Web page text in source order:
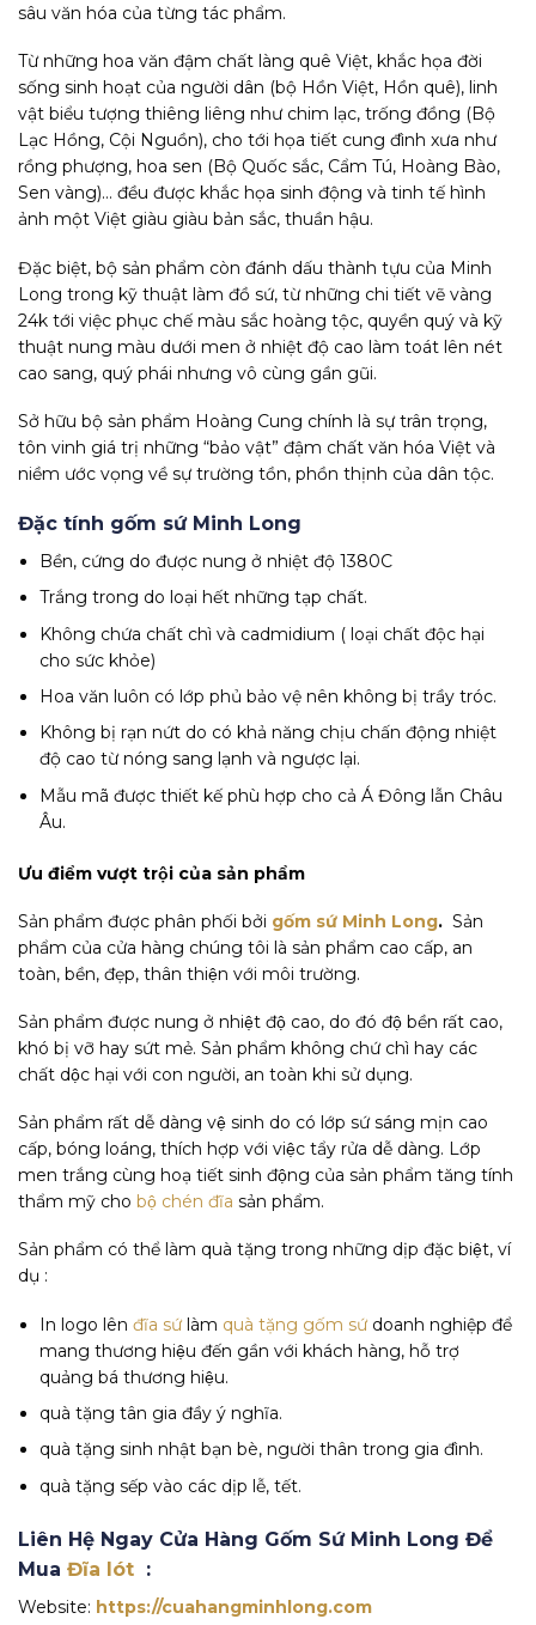
sâu văn hóa của từng tác phẩm.
Từ những hoa văn đậm chất làng quê Việt, khắc họa đời
sống sinh hoạt của người dân (bộ Hồn Việt, Hồn quê), linh
vật biểu tượng thiêng liêng như chim lạc, trống đồng (Bộ
Lạc Hồng, Cội Nguồn), cho tới họa tiết cung đình xưa như
rồng phượng, hoa sen (Bộ Quốc sắc, Cẩm Tú, Hoàng Bào,
Sen vàng)… đều được khắc họa sinh động và tinh tế hình
ảnh một Việt giàu giàu bản sắc, thuần hậu.
Đặc biệt, bộ sản phẩm còn đánh dấu thành tựu của Minh
Long trong kỹ thuật làm đồ sứ, từ những chi tiết vẽ vàng
24k tới việc phục chế màu sắc hoàng tộc, quyền quý và kỹ
thuật nung màu dưới men ở nhiệt độ cao làm toát lên nét
cao sang, quý phái nhưng vô cùng gần gũi.
Sở hữu bộ sản phẩm Hoàng Cung chính là sự trân trọng,
tôn vinh giá trị những “bảo vật” đậm chất văn hóa Việt và
niềm ước vọng về sự trường tồn, phồn thịnh của dân tộc.
Đặc tính gốm sứ Minh Long
Bền, cứng do được nung ở nhiệt độ 1380C
Trắng trong do loại hết những tạp chất.
Không chứa chất chì và cadmidium ( loại chất độc hại
cho sức khỏe)
Hoa văn luôn có lớp phủ bảo vệ nên không bị trầy tróc.
Không bị rạn nứt do có khả năng chịu chấn động nhiệt
độ cao từ nóng sang lạnh và ngược lại.
Mẫu mã được thiết kế phù hợp cho cả Á Đông lẫn Châu
Âu.
Ưu điểm vượt trội của sản phẩm
Sản phẩm được phân phối bởi gốm sứ Minh Long. Sản
phẩm của cửa hàng chúng tôi là sản phẩm cao cấp, an
toàn, bền, đẹp, thân thiện với môi trường.
Sản phẩm được nung ở nhiệt độ cao, do đó độ bền rất cao,
khó bị vỡ hay sứt mẻ. Sản phẩm không chứ chì hay các
chất dộc hại với con người, an toàn khi sử dụng.
Sản phẩm rất dễ dàng vệ sinh do có lớp sứ sáng mịn cao
cấp, bóng loáng, thích hợp với việc tẩy rửa dễ dàng. Lớp
men trắng cùng hoạ tiết sinh động của sản phẩm tăng tính
thẩm mỹ cho bộ chén đĩa sản phẩm.
Sản phẩm có thể làm quà tặng trong những dịp đặc biệt, ví
dụ :
In logo lênđĩa sứlàm quà tặng gốm sứdoanh nghiệp để
mang thương hiệu đến gần với khách hàng, hỗ trợ
quảng bá thương hiệu.
quà tặng tân gia đầy ý nghĩa.
quà tặng sinh nhật bạn bè, người thân trong gia đình.
quà tặng sếp vào các dịp lễ, tết.
Liên Hệ Ngay Cửa Hàng Gốm Sứ Minh Long Để
Mua Đĩa lót :
Website: https://cuahangminhlong.com